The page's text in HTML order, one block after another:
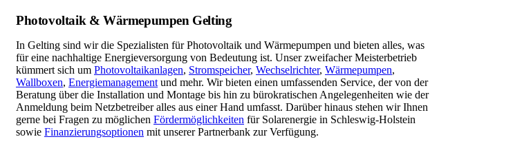
Photovoltaik & Wärmepumpen Gelting
In Gelting sind wir die Spezialisten für Photovoltaik und Wärmepumpen und bieten alles, was
für eine nachhaltige Energieversorgung von Bedeutung ist. Unser zweifacher Meisterbetrieb
kümmert sich um Photovoltaikanlagen, Stromspeicher, Wechselrichter, Wärmepumpen,
Wallboxen, Energiemanagement und mehr. Wir bieten einen umfassenden Service, der von der
Beratung über die Installation und Montage bis hin zu bürokratischen Angelegenheiten wie der
Anmeldung beim Netzbetreiber alles aus einer Hand umfasst. Darüber hinaus stehen wir Ihnen
gerne bei Fragen zu möglichen Fördermöglichkeiten für Solarenergie in Schleswig-Holstein
sowie Finanzierungsoptionen mit unserer Partnerbank zur Verfügung.